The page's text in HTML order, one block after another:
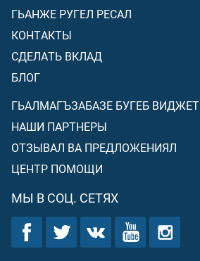
ГЬАНЖЕ РУГЕЛ РЕСАЛ
КОНТАКТЫ
СДЕЛАТЬ ВКЛАД
БЛОГ
ГЬАЛМАГЪЗАБАЗЕ БУГЕБ ВИДЖЕТ
НАШИ ПАРТНЕРЫ
ОТЗЫВАЛ ВА ПРЕДЛОЖЕНИЯЛ
ЦЕНТР ПОМОЩИ
МЫ В СОЦ. СЕТЯХ